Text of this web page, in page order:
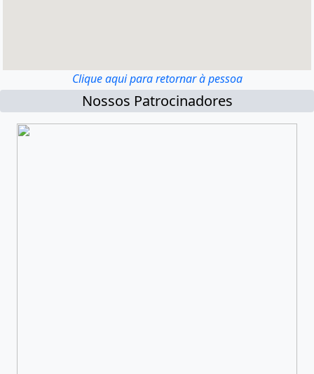
Clique aqui para retornar à pessoa
Nossos Patrocinadores